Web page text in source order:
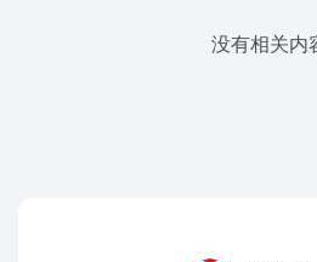
没有相关内